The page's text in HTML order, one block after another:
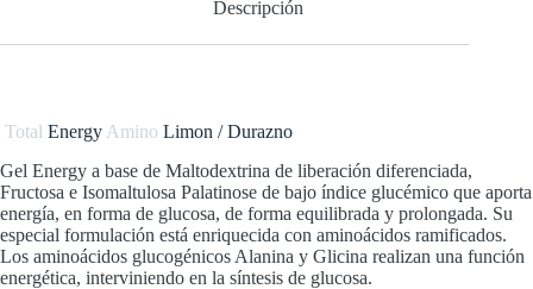
Descripción
Total Energy Amino Limon / Durazno
Gel Energy a base de Maltodextrina de liberación diferenciada,
Fructosa e Isomaltulosa Palatinose de bajo índice glucémico que aporta
energía, en forma de glucosa, de forma equilibrada y prolongada. Su
especial formulación está enriquecida con aminoácidos ramificados.
Los aminoácidos glucogénicos Alanina y Glicina realizan una función
energética, interviniendo en la síntesis de glucosa.